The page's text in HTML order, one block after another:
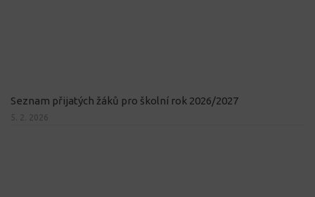
Seznam přijatých žáků pro školní rok 2026/2027
5. 2. 2026